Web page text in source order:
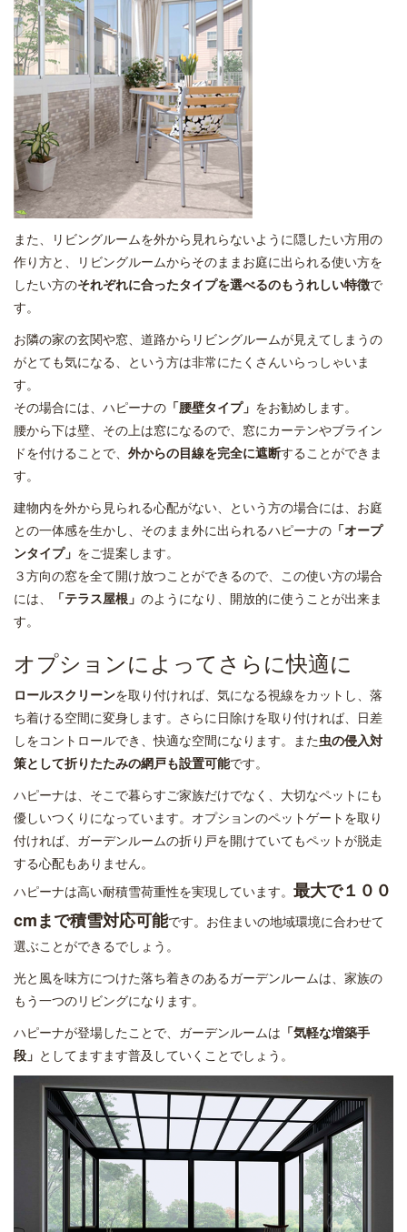
また、リビングルームを外から見れらないように隠したい方用の
作り方と、リビングルームからそのままお庭に出られる使い方を
したい方のそれぞれに合ったタイプを選べるのもうれしい特徴で
す。
お隣の家の玄関や窓、道路からリビングルームが見えてしまうの
がとても気になる、という方は非常にたくさんいらっしゃいま
す。
その場合には、ハピーナの 「腰壁タイプ」 をお勧めします。
腰から下は壁、その上は窓になるので、窓にカーテンやブライン
ドを付けることで、 外からの目線を完全に遮断することができま
す。
建物内を外から見られる心配がない、という方の場合には、お庭
との一体感を生かし、そのまま外に出られるハピーナの 「オープ
ンタイプ」 をご提案します。
３方向の窓を全て開け放つことができるので、この使い方の場合
には、
「テラス屋根」 のようになり、開放的に使うことが出来ま
す。
オプションによってさらに快適に
ロールスクリーンを取り付ければ、気になる視線をカットし、落
ち着ける空間に変身します。さらに日除けを取り付ければ、日差
しをコントロールでき、快適な空間になります。また虫の侵入対
策として折りたたみの網戸も設置可能です。
ハピーナは、そこで暮らすご家族だけでなく、大切なペットにも
優しいつくりになっています。オプションのペットゲートを取り
付ければ、ガーデンルームの折り戸を開けていてもペットが脱走
する心配もありません。
ハピーナは高い耐積雪荷重性を実現しています。 最大で１００
cmまで積雪対応可能です。お住まいの地域環境に合わせて
選ぶことができるでしょう。
光と風を味方につけた落ち着きのあるガーデンルームは、家族の
もう一つのリビングになります。
ハピーナが登場したことで、ガーデンルームは 「気軽な増築手
段」 としてますます普及していくことでしょう。